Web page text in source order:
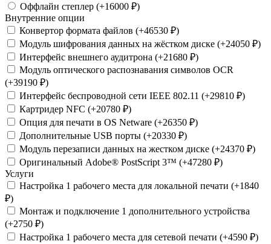
Оффлайн степлер (+16000 ₽)
Внутренние опции
Конвертор формата файлов (+46530 ₽)
Модуль шифрования данных на жёстком диске (+24050 ₽)
Интерфейс внешнего аудитрона (+21680 ₽)
Модуль оптического распознавания символов OCR
(+39190 ₽)
Интерфейс беспроводной сети IEEE 802.11 (+29810 ₽)
Картридер NFC (+20780 ₽)
Опция для печати в OS Netware (+26350 ₽)
Дополнительные USB порты (+20330 ₽)
Модуль перезаписи данных на жестком диске (+24370 ₽)
Оригинальный Adobe® PostScript 3™ (+47280 ₽)
Услуги
Настройка 1 рабочего места для локальной печати (+1840
₽)
Монтаж и подключение 1 дополнительного устройства
(+2750 ₽)
Настройка 1 рабочего места для сетевой печати (+4590 ₽)